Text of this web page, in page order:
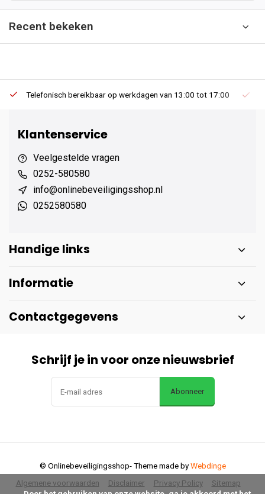
Recent bekeken
Telefonisch bereikbaar op werkdagen van 13:00 tot 17:00
Klantenservice
Veelgestelde vragen
0252-580580
info@onlinebeveiligingsshop.nl
0252580580
Handige links
Informatie
Contactgegevens
Schrijf je in voor onze nieuwsbrief
Abonneer
Algemene voorwaarden Disclaimer Privacy Policy Sitemap
© Onlinebeveiligingsshop- Theme made byWebdinge